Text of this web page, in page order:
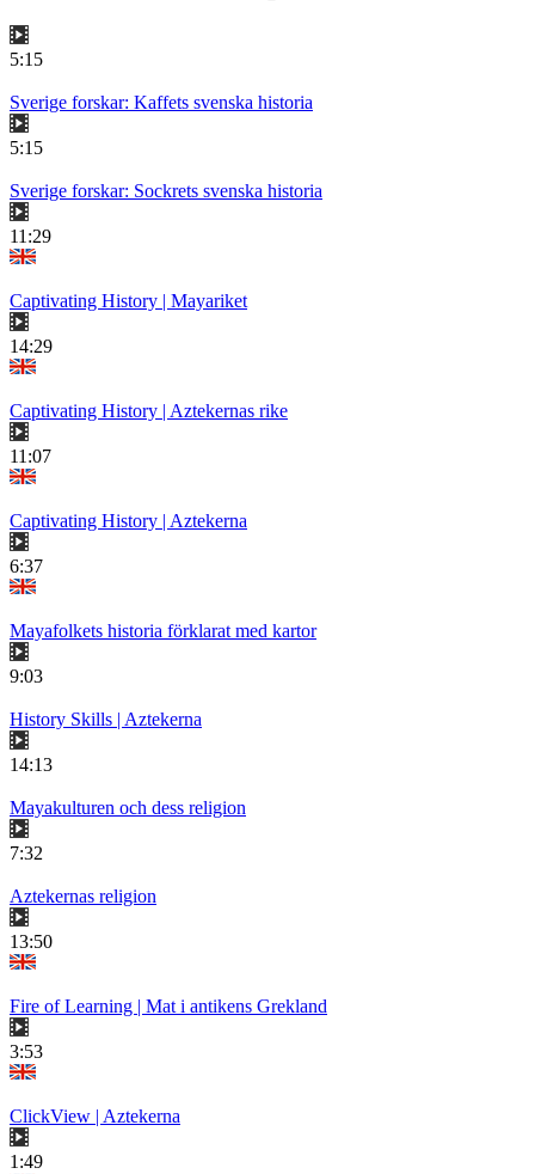
5:15
Sverige forskar: Kaffets svenska historia
5:15
Sverige forskar: Sockrets svenska historia
11:29
Captivating History | Mayariket
14:29
Captivating History | Aztekernas rike
11:07
Captivating History | Aztekerna
6:37
Mayafolkets historia förklarat med kartor
9:03
History Skills | Aztekerna
14:13
Mayakulturen och dess religion
7:32
Aztekernas religion
13:50
Fire of Learning | Mat i antikens Grekland
3:53
ClickView | Aztekerna
1:49